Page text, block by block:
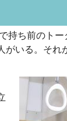
持ち前のト
いる。それ